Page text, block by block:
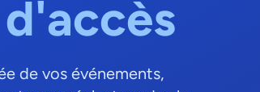
de vos événements,